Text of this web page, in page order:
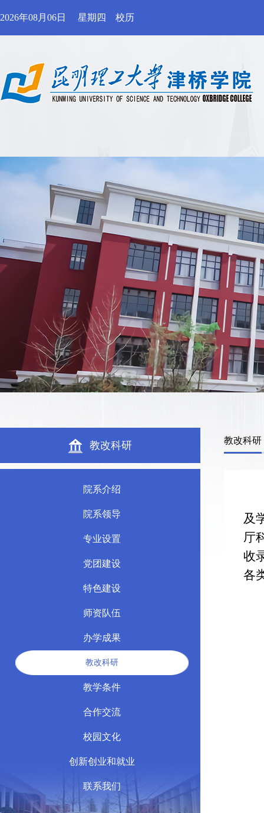
2026年08月06日 星期四 校历
教改科研
院系介绍
院系领导
专业设置
党团建设
特色建设
师资队伍
办学成果
教改科研
教学条件
合作交流
校园文化
创新创业和就业
联系我们
教改科研
及
厅
收
各